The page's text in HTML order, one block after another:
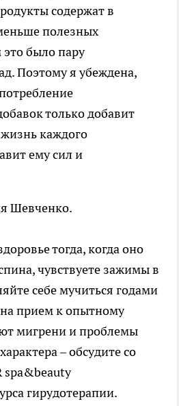
содержат в
полезных
было пару
Поэтому я убеждена,
только добавит
каждого
ему сил и
Шевченко.
тогда, когда оно
чувствуете зажимы в
себе мучиться годами
прием к опытному
мигрени и проблемы
– обсудите со
spa&beauty
гирудотерапии.